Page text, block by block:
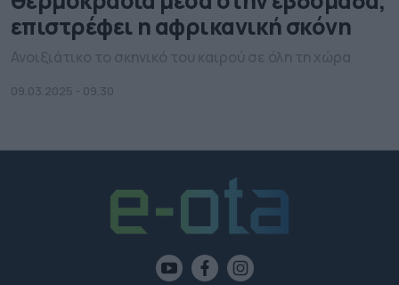
επιστρέφει η αφρικανική σκόνη
09.03.2025 - 09.30